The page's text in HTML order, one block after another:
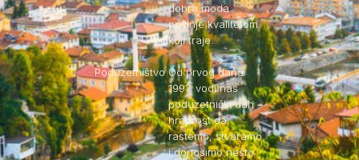
dobra moda
počinje kvalitetom
koji traje.
Poduzetništvo Od prvog dana
1997. vodi nas
poduzetnički duh –
hrabrost da
rastemo, stvaramo
i donosimo nešto